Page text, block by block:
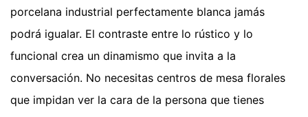
porcelana industrial perfectamente blanca jamás
podrá igualar. El contraste entre lo rústico y lo
funcional crea un dinamismo que invita a la
conversación. No necesitas centros de mesa florales
que impidan ver la cara de la persona que tienes